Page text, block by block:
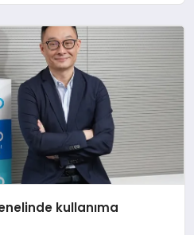
kullanıma